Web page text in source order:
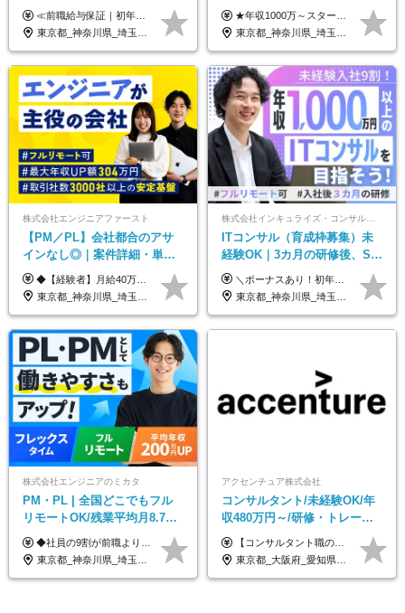
心｜フルリモートOK｜直請け
7割｜年収600万円〜
≪前職給与保証｜初年度想定年収600万円～≫ 月給45万円以上＋決算賞与＋交通費 ※スキル・経験を考慮の上、優遇します ※上記月給には固定残業代月20時間分(5万1000円以上)を含みます。超過した場合は、その分追加支給します ※試用期間3～6ヵ月は固定残業代なし(雇用形態やその他待遇・福利厚生は同じです) =========== ▼実力と成長にこだわった評価制度▼ 年2回の評価で昇給・昇格が決まります。 評価は、就業先のお客様からの評価をベースに、目標達成状況やプロジェクトでの役割・貢献度などを総合的に判断して決定します。 日々の働きぶりを実際に見ているお客様の声を反映することで、より公平で納得感のある評価を実現しています。 また、評価後は面談を通じてフィードバックを行い、今後の成長やキャリアについて一緒に考えていきます。 ▼成長につながる目標設定▼ 半期ごとに、具体的な行動ベースの目標を設定し、その達成度や取り組みのプロセスを評価に反映します。 目標は、お客様からのフィードバックや現場での課題をもとに設定するため、「今何を伸ばすべきか」が明確になります。 また、上司との面談を通じて振り返りと次の目標設定を行い、継続的なスキルアップと市場価値の向上を支援しています。
東京都_神奈川県_埼玉県_千葉県_大阪府_愛知県_北海道_青森県_岩手県_宮城県_秋田県_山形県_福島県_茨城県_栃木県_群馬県_新潟県_山梨県_長野県_富山県_石川県_福井県_静岡県_岐阜県_三重県_兵庫県_京都府_滋賀県_奈良県_和歌山県_広島県_岡山県_鳥取県_島根県_山口県_徳島県_香川県_愛媛県_高知県_福岡県_熊本県_佐賀県_長崎県_大分県_宮崎県_鹿児島県_沖縄県
前職給与保障*残業月9.8h*40
代50代活躍
★年収1000万～スタート！ 年俸1,000万円～1,162万8,000円（12分割） ※経験・スキルを考慮の上決定します ※上記金額には固定残業代（月30h分・158,400円～184,000円）を含みます ※超過分は別途全額支給します ※試用期間2ヶ月間あり（その他待遇に差異はありません）
東京都_神奈川県_埼玉県_千葉県_大阪府_愛知県_北海道_青森県_岩手県_宮城県_秋田県_山形県_福島県_茨城県_栃木県_群馬県_新潟県_山梨県_長野県_富山県_石川県_福井県_静岡県_岐阜県_三重県_兵庫県_京都府_滋賀県_奈良県_和歌山県_広島県_岡山県_鳥取県_島根県_山口県_徳島県_香川県_愛媛県_高知県_福岡県_熊本県_佐賀県_長崎県_大分県_宮崎県_鹿児島県_沖縄県
株式会社エンジニアファースト
【PM／PL】会社都合のアサ
インなし◎｜案件詳細・単
価・給与テーブル全公開！働
き方も年収も自分で選べる！
◆【経験者】月給40万円～120万円(固定残業代含む)+各種手当 ※月30時間（76,000円～）の固定残業代を含みます。 ※上記を超える時間外労働分は追加で支給。 ※6ヶ月の試用期間あり（条件に変動なし） ・年収平均176万円アップ ・前職給与を保証 ◆単価連動性×還元率84％～100％で収入の大幅UPが可能 ・案件単価が月50万円の場合：年収417万円 ・案件単価が月70万円の場合：年収584万円 ・案件単価が月100万円の場合：年収834万円
東京都_神奈川県_埼玉県_千葉県_大阪府_愛知県_北海道_青森県_岩手県_宮城県_秋田県_山形県_福島県_茨城県_栃木県_群馬県_新潟県_山梨県_長野県_富山県_石川県_福井県_静岡県_岐阜県_三重県_兵庫県_京都府_滋賀県_奈良県_和歌山県_広島県_岡山県_鳥取県_島根県_山口県_徳島県_香川県_愛媛県_高知県_福岡県_熊本県_佐賀県_長崎県_大分県_宮崎県_鹿児島県_沖縄県
ITコンサル（育成枠募集）未
経験OK｜3カ月の研修後、SE
からコンサルへステップアッ
プ｜リモート8割以上
＼ボーナスあり！初年度から年収300万円以上／ ■月給24万2,200円～35万円＋賞与＋各種手当 ※経験・年齢・能力等を考慮し決定いたします。 ※試用期間中（3カ月）は契約社員で、月給21万円＋諸手当になります。 （試用期間中は残業が発生しません。その他の待遇に変更はありません。） ＼自分の市場価値が上がる／ 定量評価×定性評価の明確な基準での評価制度を設けており、自分の目標達成度合いや仕事に対しての姿勢が給与にも反映されるようになっています。そのため、平均昇給額は40万円以上！100万円以上昇給する人もいます！ 【固定残業代について】 固定残業30時間分（46,000円～69,375円）を含む ※超過分は別途全額支給
東京都_神奈川県_埼玉県_千葉県_大阪府_愛知県_北海道_青森県_岩手県_宮城県_秋田県_山形県_福島県_茨城県_栃木県_群馬県_新潟県_山梨県_長野県_富山県_石川県_福井県_静岡県_岐阜県_三重県_兵庫県_京都府_滋賀県_奈良県_和歌山県_広島県_岡山県_鳥取県_島根県_山口県_徳島県_香川県_愛媛県_高知県_福岡県_熊本県_佐賀県_長崎県_大分県_宮崎県_鹿児島県_沖縄県
株式会社エンジニアのミカタ
PM・PL | 全国どこでもフル
リモートOK/残業平均月8.7h/9
割が前職より給与アップ/フレ
ックスタイム制
◆社員の9割が前職より給与アップ！ 月給450,000円～531,500円+賞与＋インセンティブ ※経験・スキルを考慮の上、優遇いたします ※残業代につきましては、面接時にご説明させていただきます ※試用期間6ヶ月（給与・待遇に差異はございません）
東京都_神奈川県_埼玉県_千葉県_大阪府_愛知県_北海道_青森県_岩手県_宮城県_秋田県_山形県_福島県_茨城県_栃木県_群馬県_新潟県_山梨県_長野県_富山県_石川県_福井県_静岡県_岐阜県_三重県_兵庫県_京都府_滋賀県_奈良県_和歌山県_広島県_岡山県_鳥取県_島根県_山口県_徳島県_香川県_愛媛県_高知県_福岡県_熊本県_佐賀県_長崎県_大分県_宮崎県_鹿児島県_沖縄県
アクセンチュア株式会社
コンサルタント/未経験OK/年
収480万円～/研修・トレーニ
ング充実/フレックスタイム制
【コンサルタント職の標準年収例】 標準年収額：6,630,000円（個人/法人業績賞与および各種手当を含んだ場合の理論値） 年額基本給：4,800,000円、月額基本給：400,000円（年額基本給12分割） ※職種、勤務地によって異なります。詳細はエントリー後にご確認ください。 ※上記年俸に加え業績賞与（年1回／12月）と諸手当を別途支給いたします。 ※残業代は別途全額支給します。 ※試用期間6ヶ月間内の給与･待遇差異はございません。 ＊給与改訂 年1回 (6月) ※対象月に関しては変動する可能性もあり ＊業績賞与 年1回（12月）※賞与支給月は変更となる可能性あり
東京都_大阪府_愛知県_北海道_宮城県_福岡県